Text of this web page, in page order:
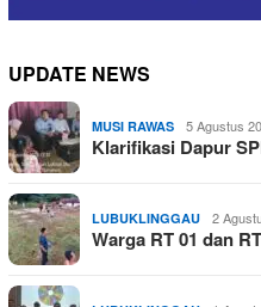
UPDATE NEWS
MUSI RAWAS 5 Agustus
Klarifikasi Dapur
LUBUKLINGGAU 2
Warga RT 01 dan